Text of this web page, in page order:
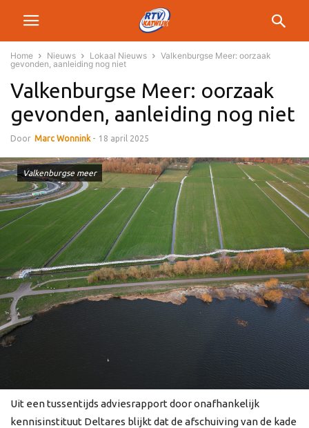
Home Nieuws Lokaal Nieuws
Valkenburgse Meer: oorzaak
gevonden, aanleiding nog niet
Valkenburgse Meer: oorzaak
gevonden, aanleiding nog niet
Door Marc Wonnink - 18 april 2025
Valkenburgse meer
Uit een tussentijds adviesrapport door onafhankelijk
kennisinstituut Deltares blijkt dat de afschuiving van de kade